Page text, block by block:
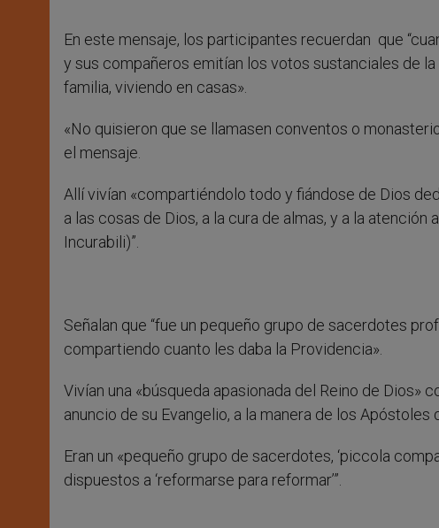
En este mensaje, los participantes recuerdan que
y sus compañeros emitían los votos sustanciales de
familia, viviendo en casas».
«No quisieron que se llamasen conventos o
el mensaje.
Allí vivían «compartiéndolo todo y fiándose de Dios
a las cosas de Dios, a la cura de almas, y a la
Incurabili)”.
Señalan que “fue un pequeño grupo de sacerdotes
compartiendo cuanto les daba la Providencia».
Vivían una «búsqueda apasionada del Reino de Dios»
anuncio de su Evangelio, a la manera de los Apóstoles
Eran un «pequeño grupo de sacerdotes, ‘piccola
dispuestos a ‘reformarse para reformar’”.